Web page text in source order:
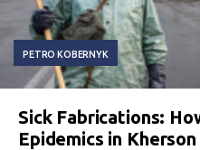
PETRO KOBERNYK
Sick Fabrications:
Epidemics in